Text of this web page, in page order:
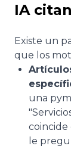
IA
Existe un
que los
una
le